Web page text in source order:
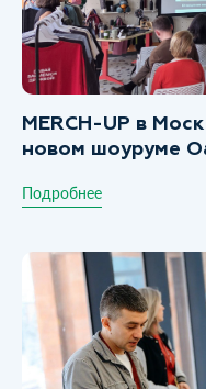
MERCH-UP в
новом шоуруме
Подробнее